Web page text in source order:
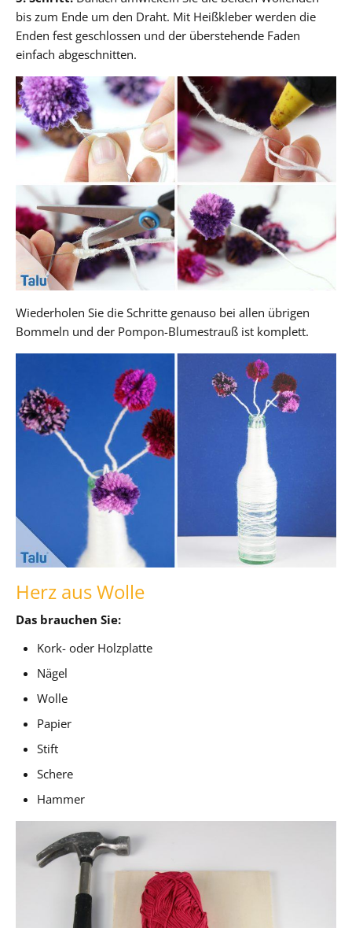
bis zum Ende um den Draht. Mit Heißkleber werden die
Enden fest geschlossen und der überstehende Faden
einfach abgeschnitten.
Wiederholen Sie die Schritte genauso bei allen übrigen
Bommeln und der Pompon-Blumestrauß ist komplett.
Herz aus Wolle
Das brauchen Sie:
Kork- oder Holzplatte
Nägel
Wolle
Papier
Stift
Schere
Hammer